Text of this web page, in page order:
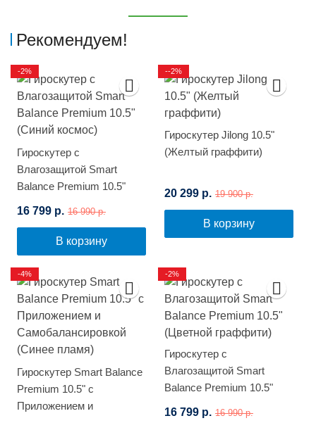
Рекомендуем!
Гироскутер с
Влагозащитой Smart
Balance Premium 10.5"
16 799 р. 16 990 р.
В корзину
-2%
Гироскутер Jilong 10.5"
(Желтый граффити)
20 299 р. 19 900 р.
В корзину
--2%
Гироскутер Smart Balance
Premium 10.5" с
Приложением и
-4%
Гироскутер с
Влагозащитой Smart
Balance Premium 10.5"
16 799 р. 16 990 р.
-2%